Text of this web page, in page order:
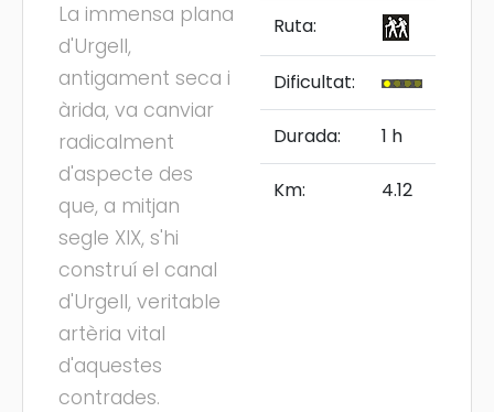
La immensa plana
d'Urgell,
antigament seca i
àrida, va canviar
radicalment
d'aspecte des
que, a mitjan
segle XIX, s'hi
construí el canal
d'Urgell, veritable
artèria vital
d'aquestes
contrades.
Ruta:
Dificultat:
Durada: 1 h
Km: 4.12